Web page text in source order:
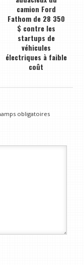
camion Ford
Fathom de 28 350
$ contre les
startups de
véhicules
électriques à faible
coût
obligatoires